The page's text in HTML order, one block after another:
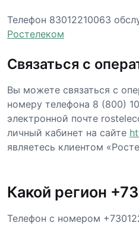
Телефон 83012210063
Ростелеком
Связаться с
Вы можете связаться с
номеру телефона 8 (800)
электронной почте
личный кабинет на сайте
являетесь клиентом
Какой регион
Телефон с номером